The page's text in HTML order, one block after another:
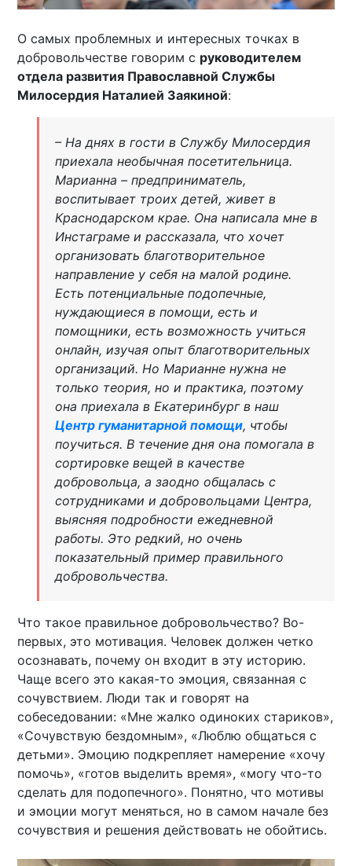
О самых проблемных и интересных точках в
добровольчестве говорим с руководителем
отдела развития Православной Службы
Милосердия Наталией Заякиной:
– На днях в гости в Службу Милосердия
приехала необычная посетительница.
Марианна – предприниматель,
воспитывает троих детей, живет в
Краснодарском крае. Она написала мне в
Инстаграме и рассказала, что хочет
организовать благотворительное
направление у себя на малой родине.
Есть потенциальные подопечные,
нуждающиеся в помощи, есть и
помощники, есть возможность учиться
онлайн, изучая опыт благотворительных
организаций. Но Марианне нужна не
только теория, но и практика, поэтому
она приехала в Екатеринбург в наш
Центр гуманитарной помощи, чтобы
поучиться. В течение дня она помогала в
сортировке вещей в качестве
добровольца, а заодно общалась с
сотрудниками и добровольцами Центра,
выясняя подробности ежедневной
работы. Это редкий, но очень
показательный пример правильного
добровольчества.
Что такое правильное добровольчество? Во-
первых, это мотивация. Человек должен четко
осознавать, почему он входит в эту историю.
Чаще всего это какая-то эмоция, связанная с
сочувствием. Люди так и говорят на
собеседовании: «Мне жалко одиноких стариков»,
«Сочувствую бездомным», «Люблю общаться с
детьми». Эмоцию подкрепляет намерение «хочу
помочь», «готов выделить время», «могу что-то
сделать для подопечного». Понятно, что мотивы
и эмоции могут меняться, но в самом начале без
сочувствия и решения действовать не обойтись.